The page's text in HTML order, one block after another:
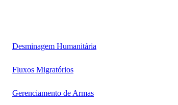
Desminagem Humanitária
Fluxos Migratórios
Gerenciamento de Armas